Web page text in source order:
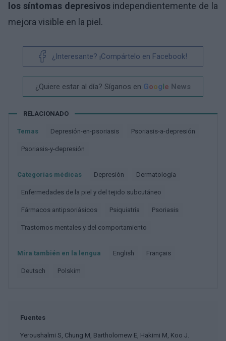
los síntomas depresivosindependientemente de la
mejora visible en la piel.
¿Interesante? ¡Compártelo en Facebook!
¿Quiere estar al día? Síganos en Google News
RELACIONADO
Temas Depresión-en-psoriasis Psoriasis-a-depresión
Psoriasis-y-depresión
Categorías médicas Depresión Dermatología
Enfermedades de la piel y del tejido subcutáneo
Fármacos antipsoriásicos Psiquiatría Psoriasis
Trastornos mentales y del comportamiento
Mira también en la lengua english français
deutsch polskim
Fuentes
Yeroushalmi S, Chung M, Bartholomew E, Hakimi M, Koo J.